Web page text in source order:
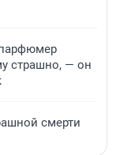
страшно, — он
смерти